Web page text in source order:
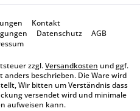
Kontakt
Datenschutz
AGB
zzgl.Versandkosten und ggf.
beschrieben. Die Ware wird
Wir bitten um Verständnis dass
versendet wird und minimale
aufweisen kann.